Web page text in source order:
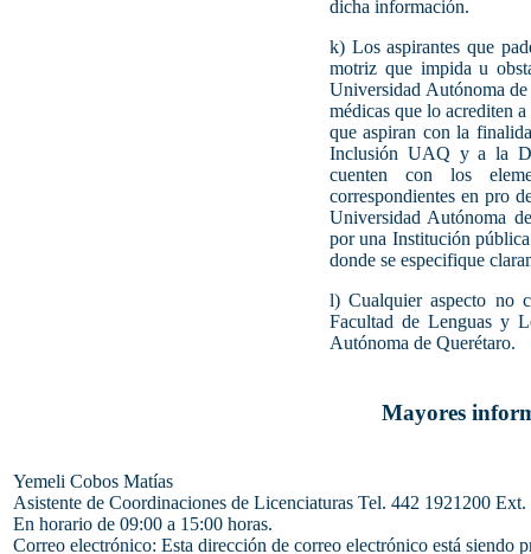
dicha información.
k) Los aspirantes que
motriz que impida u
Universidad Autónoma
médicas que lo acrediten
que aspiran con la
Inclusión UAQ y a la
cuenten con los
correspondientes en pro
Universidad Autónoma
por una Institución
donde se especifique
l) Cualquier aspecto no
Facultad de Lenguas y
Autónoma de Querétaro.
Mayores
Yemeli Cobos Matías
Asistente de Coordinaciones de Licenciaturas Tel. 442 1921200 Ext.
En horario de 09:00 a 15:00 horas.
Correo electrónico: Esta dirección de correo electrónico está siendo